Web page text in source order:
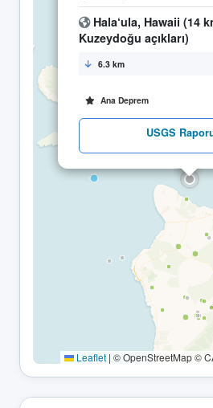
Hala‘ula, Hawaii (14
Kuzeydoğu açıkları)
6.3 km
Ana Deprem
USGS
Leaflet | © OpenStreetMap ©